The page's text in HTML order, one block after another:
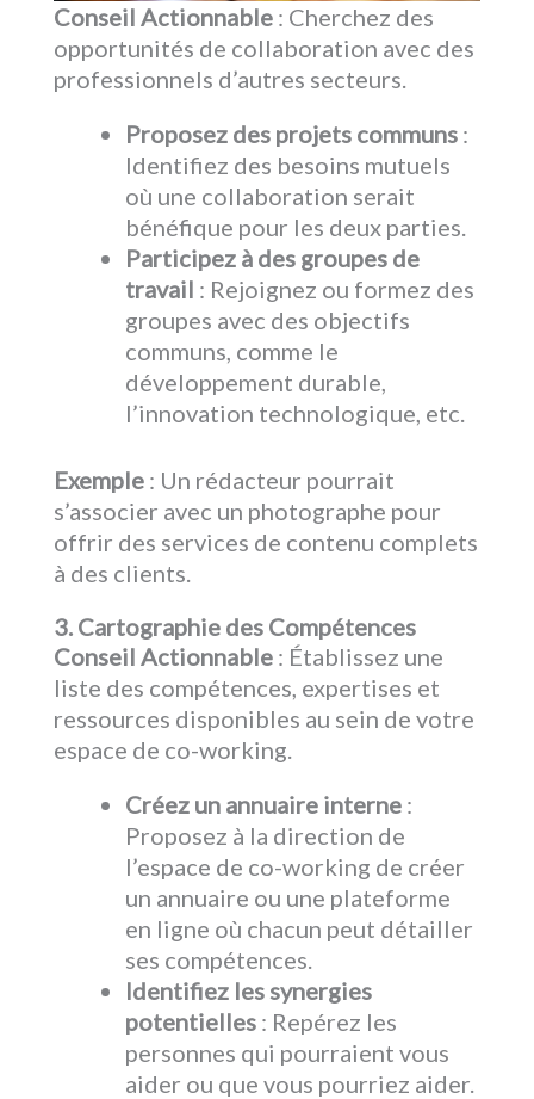
Conseil Actionnable : Cherchez des
opportunités de collaboration avec des
professionnels d’autres secteurs.
Proposez des projets communs :
Identifiez des besoins mutuels
où une collaboration serait
bénéfique pour les deux parties.
Participez à des groupes de
travail : Rejoignez ou formez des
groupes avec des objectifs
communs, comme le
développement durable,
l’innovation technologique, etc.
Exemple : Un rédacteur pourrait
s’associer avec un photographe pour
offrir des services de contenu complets
à des clients.
3. Cartographie des Compétences
Conseil Actionnable : Établissez une
liste des compétences, expertises et
ressources disponibles au sein de votre
espace de co-working.
Créez un annuaire interne :
Proposez à la direction de
l’espace de co-working de créer
un annuaire ou une plateforme
en ligne où chacun peut détailler
ses compétences.
Identifiez les synergies
potentielles : Repérez les
personnes qui pourraient vous
aider ou que vous pourriez aider.